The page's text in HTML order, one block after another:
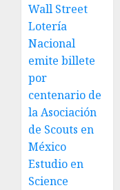
Wall Street
Lotería
Nacional
emite billete
por
centenario de
la Asociación
de Scouts en
México
Estudio en
Science